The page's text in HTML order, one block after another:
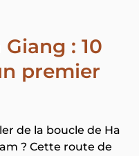
: 10
premier
de la boucle de Ha
? Cette route de